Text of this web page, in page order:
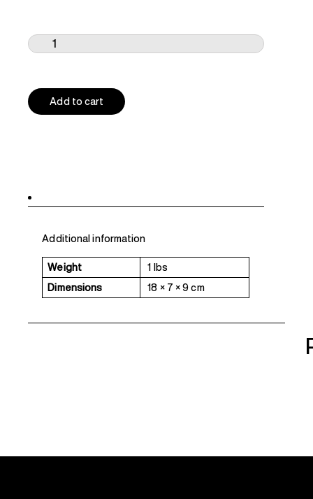
Add to cart
Additional information
Weight 1 lbs
Dimensions 18 × 7 × 9 cm